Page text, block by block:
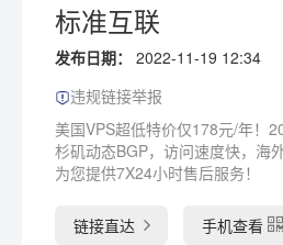
标准互联
发布日期：
2022-11-19 12:34
违规链接举报
美国VPS超低特价仅178元/年！
杉矶动态BGP，访问速度快，海
为您提供7X24小时售后服务！
链接直达 手机查看